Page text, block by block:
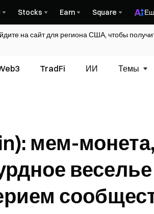
Stocks Earn Square
на сайт для региона США, чтобы
TradFi ИИ Темы
мем-монета,